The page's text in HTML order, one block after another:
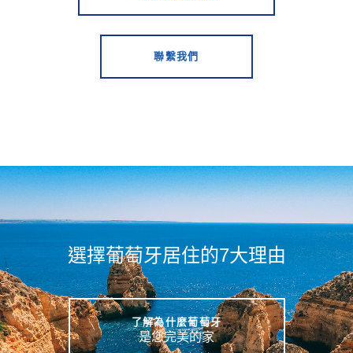
聯繫我們
選擇葡萄牙居住的7大理由
了解為什麼葡萄牙
是您完美的家